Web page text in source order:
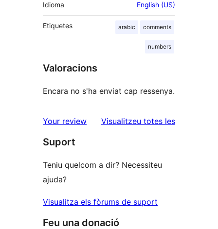
Idioma English (US)
Etiquetes arabic comments
numbers
Valoracions
Encara no s'ha enviat cap ressenya.
Your review Visualitzeu totes lesressenyes
Suport
Teniu quelcom a dir? Necessiteu
ajuda?
Visualitza els fòrums de suport
Feu una donació